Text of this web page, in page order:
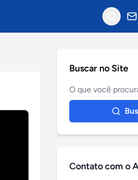
Buscar no Site
Contato com o